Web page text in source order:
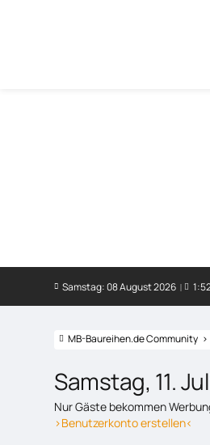
Samstag: 08 August 2026
MB-Baureihen.de Community
Samstag, 11.
Nur Gäste bekommen
>Benutzerkonto erstellen<